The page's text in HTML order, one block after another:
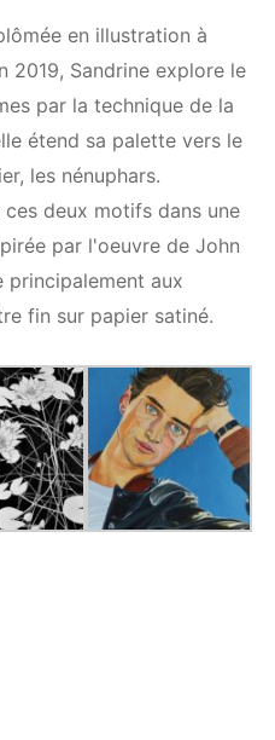
en illustration à
2019, Sandrine explore le
par la technique de la
étend sa palette vers le
les nénuphars.
deux motifs dans une
par l'oeuvre de John
principalement aux
fin sur papier satiné.